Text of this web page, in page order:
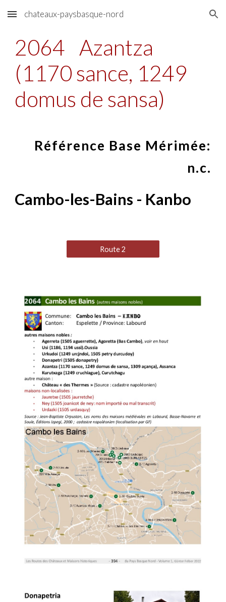
Skip to main content Skip to navigation
chateaux-paysbasque-nord
2064 Azantza
(1170 sance, 1249
domus de sansa)
Référence Base Mérimée:
n.c.
Cambo-les-Bains - Kanbo
Route 2